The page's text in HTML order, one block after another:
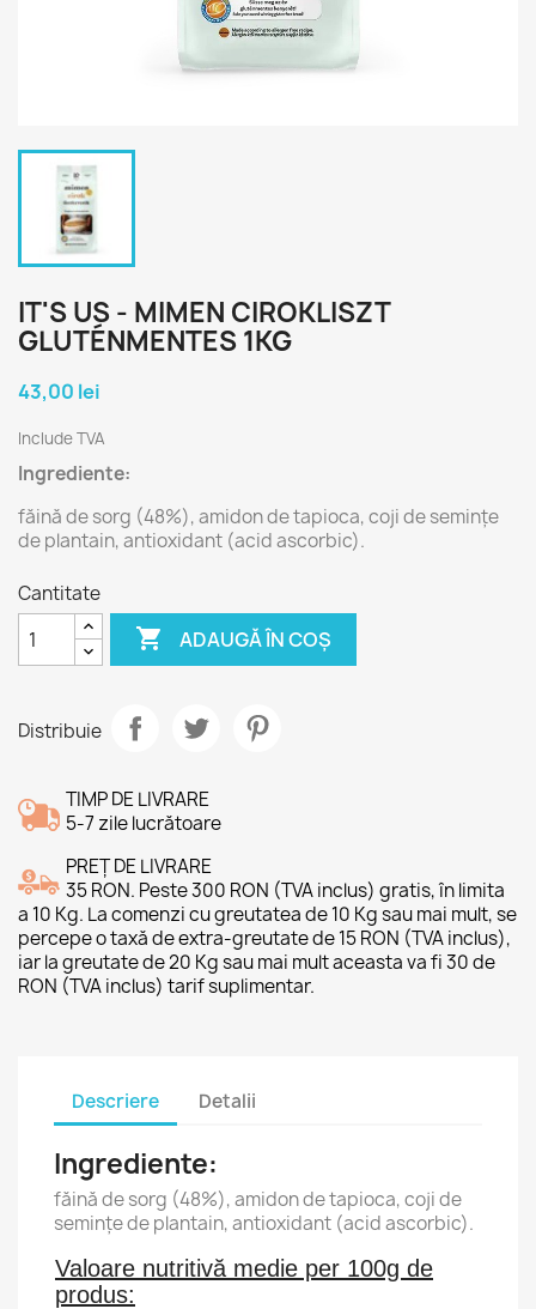
IT'S US - MIMEN CIROKLISZT
GLUTÉNMENTES 1KG
43,00 lei
Include TVA
Ingrediente:
făină de sorg (48%), amidon de tapioca, coji de semințe
de plantain, antioxidant (acid ascorbic).
Cantitate
 ADAUGĂ ÎN COȘ
Distribuie
TIMP DE LIVRARE
5-7 zile lucrătoare
PREȚ DE LIVRARE
35 RON. Peste 300 RON (TVA inclus) gratis, în limita
a 10 Kg. La comenzi cu greutatea de 10 Kg sau mai mult, se
percepe o taxă de extra-greutate de 15 RON (TVA inclus),
iar la greutate de 20 Kg sau mai mult aceasta va fi 30 de
RON (TVA inclus) tarif suplimentar.
Descriere Detalii
Ingrediente:
făină de sorg (48%), amidon de tapioca, coji de
semințe de plantain, antioxidant (acid ascorbic).
Valoare nutritivă medie per 100g de
produs: